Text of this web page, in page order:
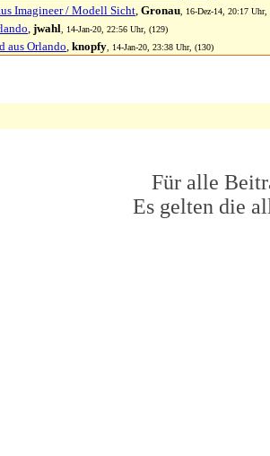
Imagineer / Modell Sicht, Gronau , 16-Dez-14, 20:17 Uhr,
, jwahl , 14-Jan-20, 22:56 Uhr, (129)
aus Orlando, knopfy , 14-Jan-20, 23:38 Uhr, (130)
Für alle
Es gelten die